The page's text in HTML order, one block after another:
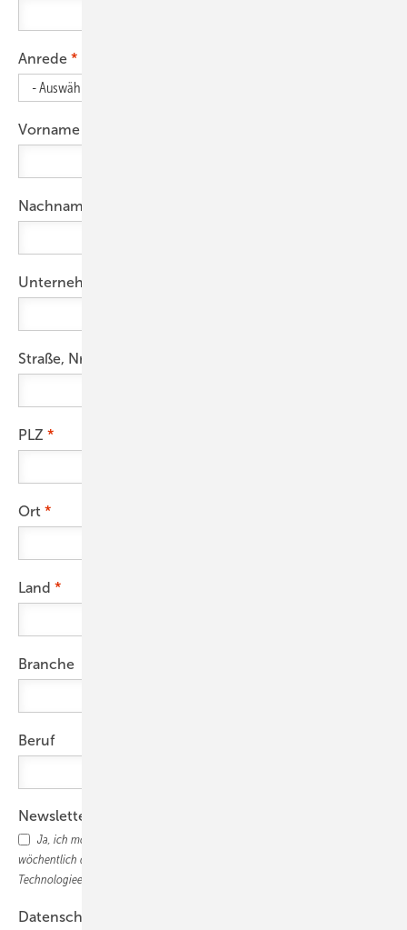
Anrede
Vorname
Nachname
Unternehmen
Straße, Nr.
PLZ
Ort
Land
Branche
Beruf
Newsletter
Ja, ich möchte den photovoltaik-Newsletter abonnieren und 2x
wöchentlich die wichtigsten Nachrichten, Marktupdates und
Technologieentwicklungen für den PV-Profi erhalten.
Datenschutz